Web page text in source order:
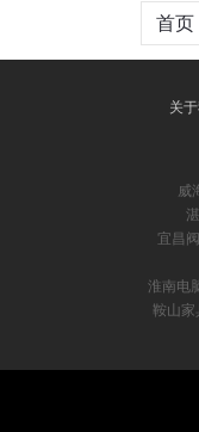
首页
关
威
宜昌
淮南电
鞍山